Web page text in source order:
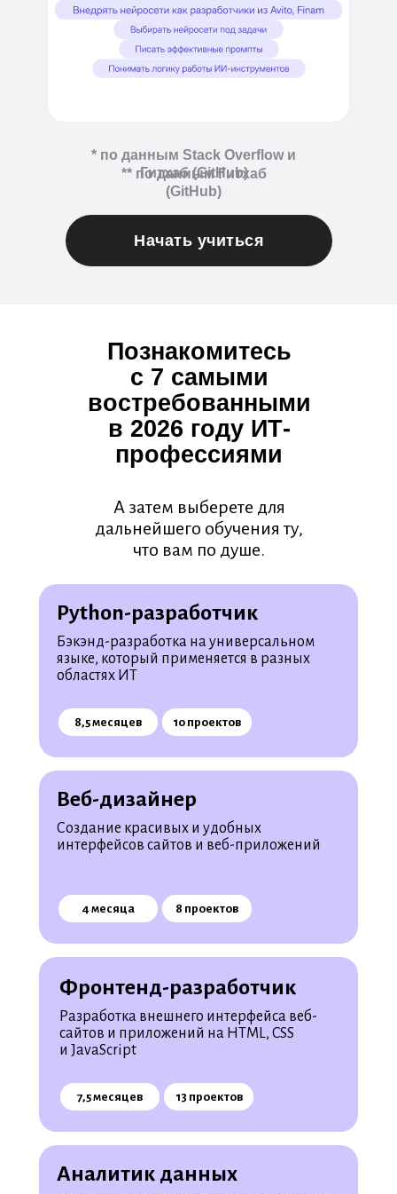
* по данным Stack Overflow и
Гитхаб (GitHub)
** по данным Гитхаб
(GitHub)
Начать учиться
Познакомитесь
с 7 самыми
востребованными
в 2026 году ИТ-
профессиями
А затем выберете для
дальнейшего обучения ту,
что вам по душе.
Аналитик данных
Фронтенд-разработчик
Разработка внешнего интерфейса веб-
сайтов и приложений на HTML, CSS
и JavaScript
7,5 месяцев 13 проектов
Веб-дизайнер
Создание красивых и удобных
интерфейсов сайтов и веб-приложений
4 месяца 8 проектов
Python-разработчик
Бэкэнд-разработка на универсальном
языке, который применяется в разных
областях ИТ
8,5 месяцев 10 проектов